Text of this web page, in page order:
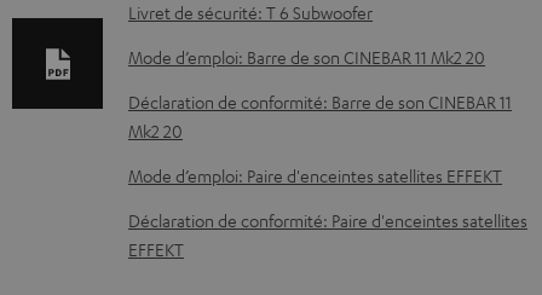
m
e
n
t
s
t
é
Livret de sécurité: T 6 Subwoofer
Mode d’emploi: Barre de son CINEBAR 11 Mk2 20
Déclaration de conformité: Barre de son CINEBAR 11
Mk2 20
Mode d’emploi: Paire d'enceintes satellites EFFEKT
Déclaration de conformité: Paire d'enceintes satellites
EFFEKT